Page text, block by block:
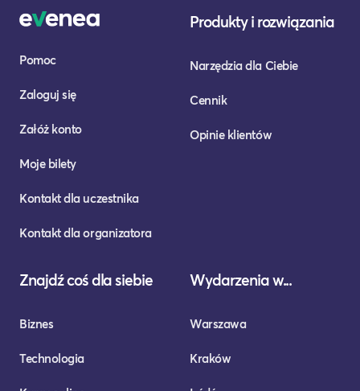
Pomoc
Zaloguj się
Załóż konto
Moje bilety
Kontakt dla uczestnika
Kontakt dla organizatora
Produkty i rozwiązania
Narzędzia dla Ciebie
Cennik
Opinie klientów
Znajdź coś dla siebie
Biznes
Technologia
Wydarzenia w...
Warszawa
Kraków